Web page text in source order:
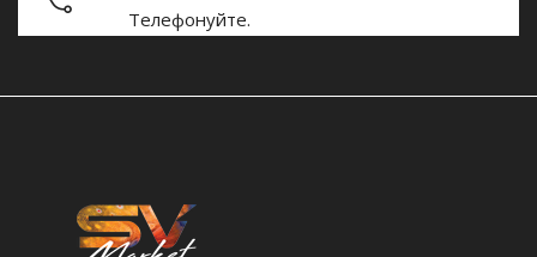
Телефонуйте.